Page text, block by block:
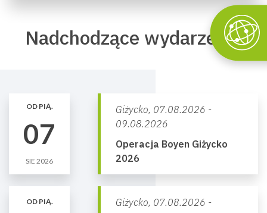
Nadchodzące wydarzenia
OD PIĄ.
07
SIE 2026
Giżycko, 07.08.2026 -
09.08.2026
Operacja Boyen Giżycko
2026
OD PIĄ. Giżycko, 07.08.2026 -